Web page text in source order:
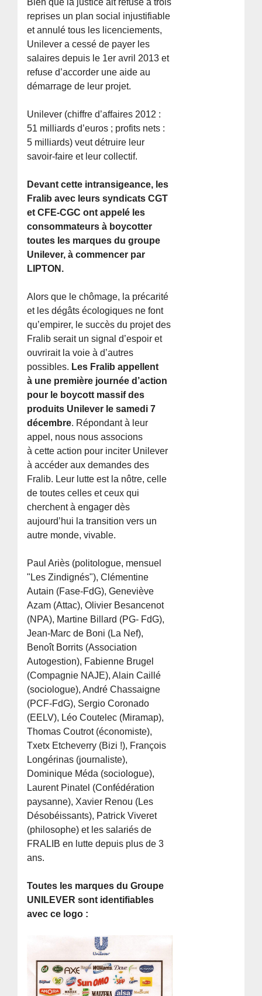
reprises un plan social injustifiable
et annulé tous les licenciements,
Unilever a cessé de payer les
salaires depuis le 1er avril 2013 et
refuse d’accorder une aide au
démarrage de leur projet.
Unilever (chiffre d’affaires 2012 :
51 milliards d’euros ; profits nets :
5 milliards) veut détruire leur
savoir-faire et leur collectif.
Devant cette intransigeance, les
Fralib avec leurs syndicats CGT
et CFE-CGC ont appelé les
consommateurs à boycotter
toutes les marques du groupe
Unilever, à commencer par
LIPTON.
Alors que le chômage, la précarité
et les dégâts écologiques ne font
qu’empirer, le succès du projet des
Fralib serait un signal d’espoir et
ouvrirait la voie à d’autres
possibles. Les Fralib appellent
à une première journée d’action
pour le boycott massif des
produits Unilever le samedi 7
décembre. Répondant à leur
appel, nous nous associons
à cette action pour inciter Unilever
à accéder aux demandes des
Fralib. Leur lutte est la nôtre, celle
de toutes celles et ceux qui
cherchent à engager dès
aujourd’hui la transition vers un
autre monde, vivable.
Paul Ariès (politologue, mensuel
"Les Zindignés"), Clémentine
Autain (Fase-FdG), Geneviève
Azam (Attac), Olivier Besancenot
(NPA), Martine Billard (PG- FdG),
Jean-Marc de Boni (La Nef),
Benoît Borrits (Association
Autogestion), Fabienne Brugel
(Compagnie NAJE), Alain Caillé
(sociologue), André Chassaigne
(PCF-FdG), Sergio Coronado
(EELV), Léo Coutelec (Miramap),
Thomas Coutrot (économiste),
Txetx Etcheverry (Bizi !), François
Longérinas (journaliste),
Dominique Méda (sociologue),
Laurent Pinatel (Confédération
paysanne), Xavier Renou (Les
Désobéissants), Patrick Viveret
(philosophe) et les salariés de
FRALIB en lutte depuis plus de 3
ans.
Toutes les marques du Groupe
UNILEVER sont identifiables
avec ce logo :